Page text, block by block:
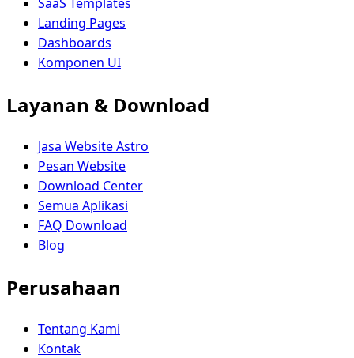
Landing Pages
Dashboards
Komponen UI
Layanan & Download
Jasa Website Astro
Pesan Website
Download Center
Semua Aplikasi
FAQ Download
Blog
Perusahaan
Tentang Kami
Kontak